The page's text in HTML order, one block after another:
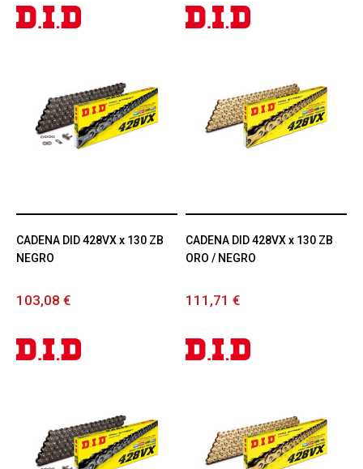
CADENA DID 428VX x 130 ZB
NEGRO
103,08 €
CADENA DID 428VX x 130 ZB
ORO / NEGRO
111,71 €